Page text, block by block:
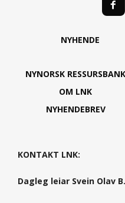
NYHENDE
NYNORSK RESSURSBANK
OM LNK
NYHENDEBREV
KONTAKT LNK:
Dagleg leiar Svein Olav